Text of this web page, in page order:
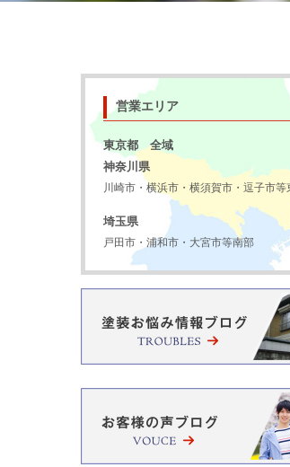
営業エリア
東京都 全域
神奈川県
川崎市・横浜市・横須賀市・逗子市等
埼玉県
戸田市・浦和市・大宮市等南部